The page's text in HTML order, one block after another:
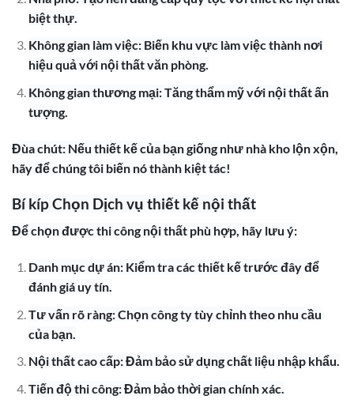
biệt thự.
Không gian làm việc: Biến khu vực làm việc thành nơi
hiệu quả với nội thất văn phòng.
Không gian thương mại: Tăng thẩm mỹ với nội thất ấn
tượng.
Đùa chút: Nếu thiết kế của bạn giống như nhà kho lộn xộn,
hãy để chúng tôi biến nó thành kiệt tác!
Bí kíp Chọn Dịch vụ thiết kế nội thất
Để chọn được thi công nội thất phù hợp, hãy lưu ý:
Danh mục dự án: Kiểm tra các thiết kế trước đây để
đánh giá uy tín.
Tư vấn rõ ràng: Chọn công ty tùy chỉnh theo nhu cầu
của bạn.
Nội thất cao cấp: Đảm bảo sử dụng chất liệu nhập khẩu.
Tiến độ thi công: Đảm bảo thời gian chính xác.